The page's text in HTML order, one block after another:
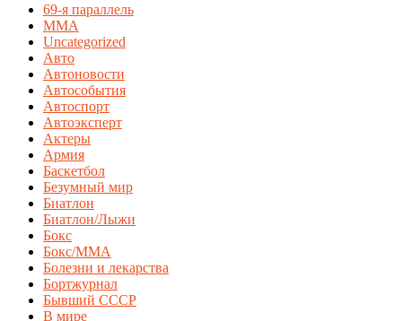
69-я параллель
MMA
Uncategorized
Авто
Автоновости
Автособытия
Автоспорт
Автоэксперт
Актеры
Армия
Баскетбол
Безумный мир
Биатлон
Биатлон/Лыжи
Бокс
Бокс/MMA
Болезни и лекарства
Бортжурнал
Бывший СССР
В мире